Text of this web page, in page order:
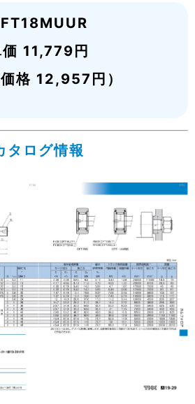
11,779円
価格 12,957円）
タログ情報